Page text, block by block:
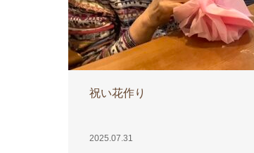
祝い花作り
2025.07.31